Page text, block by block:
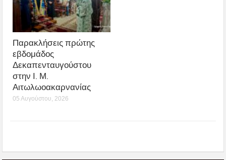
Παρακλήσεις πρώτης
εβδομάδος
Δεκαπενταυγούστου
στην Ι. Μ.
Αιτωλωοακαρνανίας
05 Αυγούστου, 2026